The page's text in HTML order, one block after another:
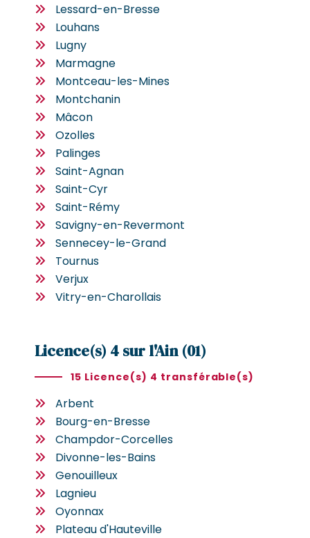
Lessard-en-Bresse
Louhans
Lugny
Marmagne
Montceau-les-Mines
Montchanin
Mâcon
Ozolles
Palinges
Saint-Agnan
Saint-Cyr
Saint-Rémy
Savigny-en-Revermont
Sennecey-le-Grand
Tournus
Verjux
Vitry-en-Charollais
Licence(s) 4 sur l'Ain (01)
15 Licence(s) 4 transférable(s)
Arbent
Bourg-en-Bresse
Champdor-Corcelles
Divonne-les-Bains
Genouilleux
Lagnieu
Oyonnax
Plateau d'Hauteville